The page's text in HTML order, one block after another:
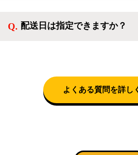
神奈川・千葉)において自社配送
配送日は指定できますか？
話にて日時決定に関するご連絡
よくある質問を詳し